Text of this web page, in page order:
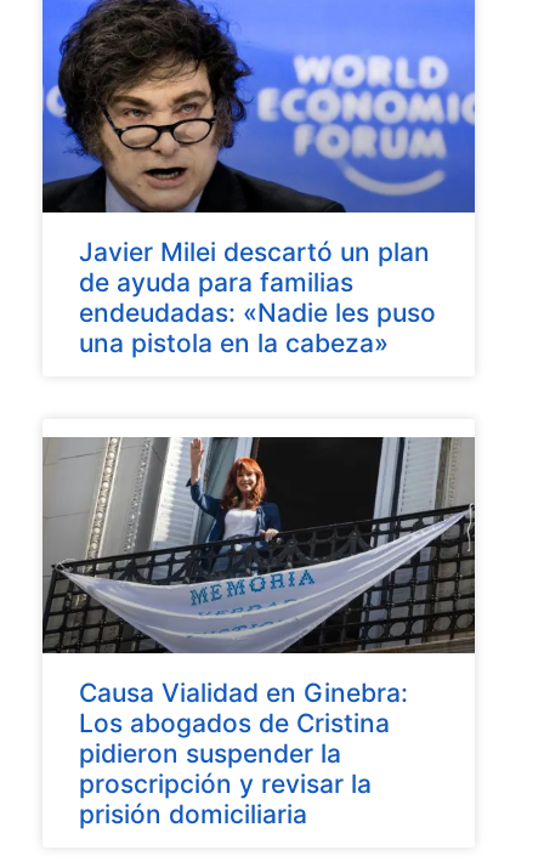
Javier Milei descartó un plan
de ayuda para familias
endeudadas: «Nadie les puso
una pistola en la cabeza»
Causa Vialidad en Ginebra:
Los abogados de Cristina
pidieron suspender la
proscripción y revisar la
prisión domiciliaria